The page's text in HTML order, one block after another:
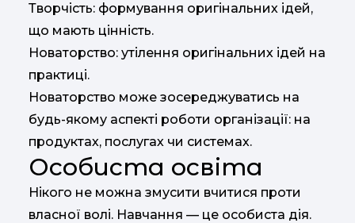
Творчість: формування оригінальних ідей,
що мають цінність.
Новаторство: утілення оригінальних ідей на
практиці.
Новаторство може зосереджуватись на
будь-якому аспекті роботи організації: на
продуктах, послугах чи системах.
Особиста освіта
Нікого не можна змусити вчитися проти
власної волі. Навчання — це особиста дія.